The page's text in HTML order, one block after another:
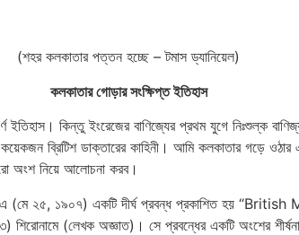
(শহর কলকাতার পত্তন হচ্ছে – টমাস ড্যানিয়েল)
কলকাতার গোড়ার সংক্ষিপ্ত ইতিহাস
ইতিহাস। কিন্তু ইংরেজের বাণিজ্যের প্রথম যুগে নিঃশুল্ক
ব্রিটিশ ডাক্তারের কাহিনী। আমি কলকাতার গড়ে ওঠার
অংশ নিয়ে আলোচনা করব।
(মে ২৫, ১৯০৭) একটি দীর্ঘ প্রবন্ধ প্রকাশিত হয়
(লেখক অজ্ঞাত)। সে প্রবন্ধের একটি অংশের